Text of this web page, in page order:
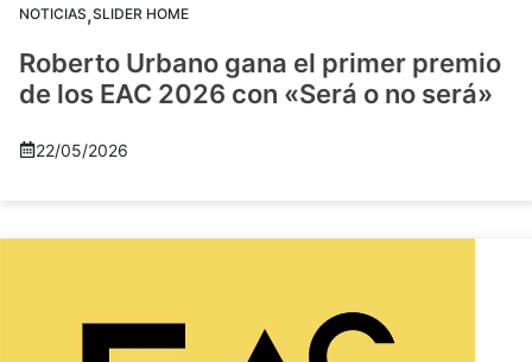
NOTICIAS,SLIDER HOME
Roberto Urbano gana el primer premio
de los EAC 2026 con «Será o no será»
22/05/2026